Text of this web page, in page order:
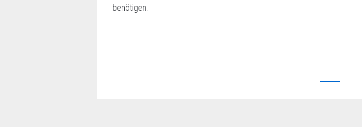
benötigen.